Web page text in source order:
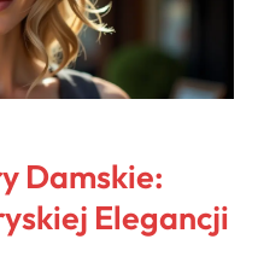
Damskie:
Elegancji